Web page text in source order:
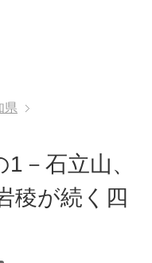
県
－石立山、
稜が続く四